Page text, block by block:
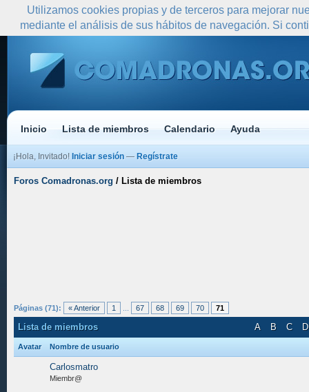
Inicio Lista de miembros Calendario Ayuda
¡Hola, Invitado! Iniciar sesión — Regístrate
Foros Comadronas.org / Lista de miembros
Páginas (71): « Anterior 1 67 68 69 70 71
A B C D
Lista de miembros
Avatar Nombre de usuario
Carlosmatro
Miembr@
Utilizamos cookies propias y de terceros para mejorar
mediante el análisis de sus hábitos de navegación. Si